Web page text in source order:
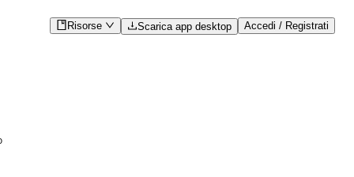
Risorse Scarica app desktop Accedi / Registrati